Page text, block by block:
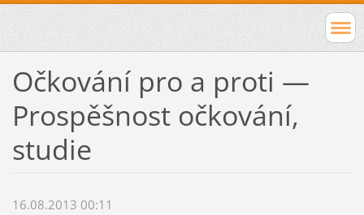
Očkování pro a proti —
Prospěšnost očkování,
studie
16.08.2013 00:11